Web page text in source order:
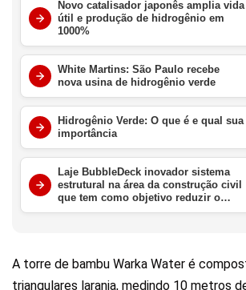
Novo catalisador japonês amplia vida
útil e produção de hidrogênio em
1000%
White Martins: São Paulo recebe
nova usina de hidrogênio verde
Hidrogênio Verde: O que é e qual sua
importância
Laje BubbleDeck inovador sistema
estrutural na área da construção civil
que tem como objetivo reduzir o
peso das estruturas de lajes
A torre de bambu Warka Water é
triangulares laranja, medindo 10 metros